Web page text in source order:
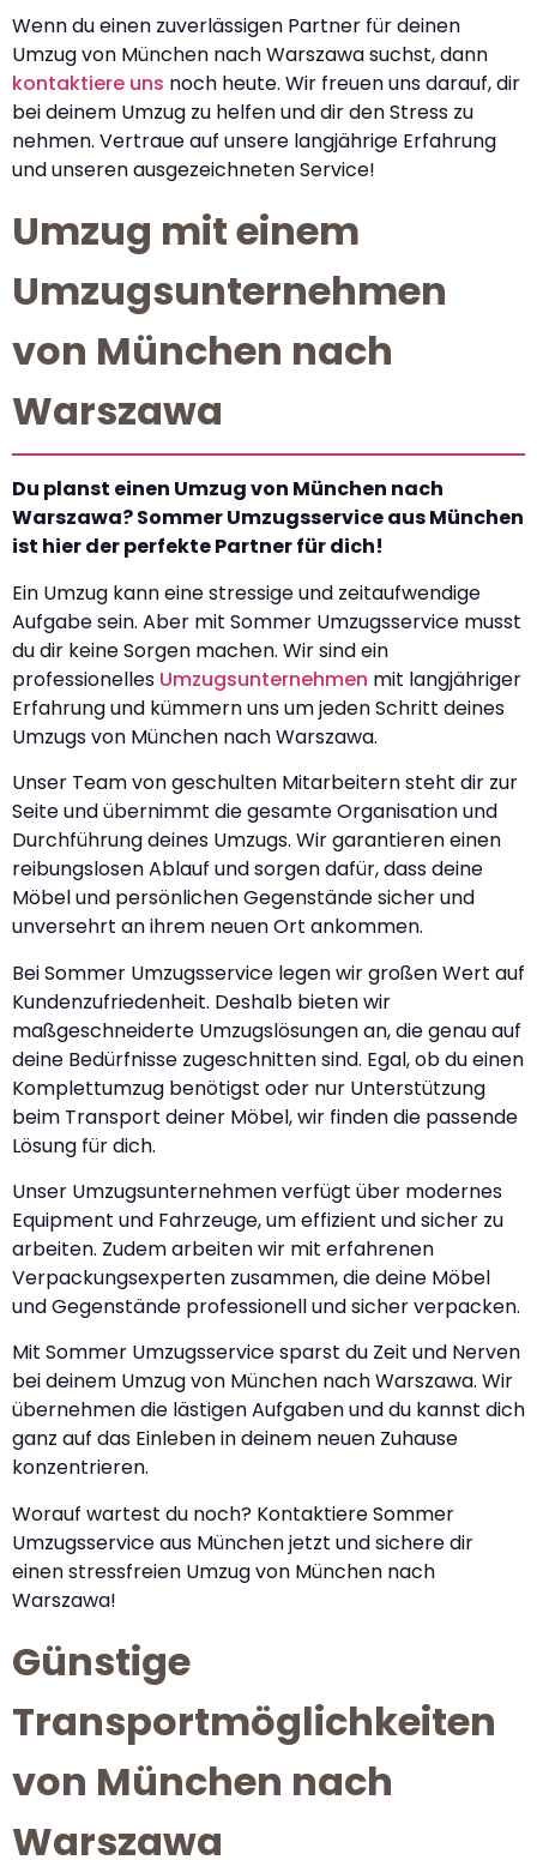
Wenn du einen zuverlässigen Partner für deinen
Umzug von München nach Warszawa suchst, dann
kontaktiere uns noch heute. Wir freuen uns darauf, dir
bei deinem Umzug zu helfen und dir den Stress zu
nehmen. Vertraue auf unsere langjährige Erfahrung
und unseren ausgezeichneten Service!
Umzug mit einem
Umzugsunternehmen
von München nach
Warszawa
Du planst einen Umzug von München nach
Warszawa? Sommer Umzugsservice aus München
ist hier der perfekte Partner für dich!
Ein Umzug kann eine stressige und zeitaufwendige
Aufgabe sein. Aber mit Sommer Umzugsservice musst
du dir keine Sorgen machen. Wir sind ein
professionelles Umzugsunternehmen mit langjähriger
Erfahrung und kümmern uns um jeden Schritt deines
Umzugs von München nach Warszawa.
Unser Team von geschulten Mitarbeitern steht dir zur
Seite und übernimmt die gesamte Organisation und
Durchführung deines Umzugs. Wir garantieren einen
reibungslosen Ablauf und sorgen dafür, dass deine
Möbel und persönlichen Gegenstände sicher und
unversehrt an ihrem neuen Ort ankommen.
Bei Sommer Umzugsservice legen wir großen Wert auf
Kundenzufriedenheit. Deshalb bieten wir
maßgeschneiderte Umzugslösungen an, die genau auf
deine Bedürfnisse zugeschnitten sind. Egal, ob du einen
Komplettumzug benötigst oder nur Unterstützung
beim Transport deiner Möbel, wir finden die passende
Lösung für dich.
Unser Umzugsunternehmen verfügt über modernes
Equipment und Fahrzeuge, um effizient und sicher zu
arbeiten. Zudem arbeiten wir mit erfahrenen
Verpackungsexperten zusammen, die deine Möbel
und Gegenstände professionell und sicher verpacken.
Mit Sommer Umzugsservice sparst du Zeit und Nerven
bei deinem Umzug von München nach Warszawa. Wir
übernehmen die lästigen Aufgaben und du kannst dich
ganz auf das Einleben in deinem neuen Zuhause
konzentrieren.
Worauf wartest du noch? Kontaktiere Sommer
Umzugsservice aus München jetzt und sichere dir
einen stressfreien Umzug von München nach
Warszawa!
Günstige
Transportmöglichkeiten
von München nach
Warszawa